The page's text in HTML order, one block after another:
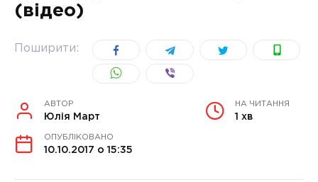
УКРАЇНА
(відео)
Поширити:
АВТОР
Юлія Март
НА ЧИТАННЯ
1 хв
ОПУБЛІКОВАНО
10.10.2017 о 15:35